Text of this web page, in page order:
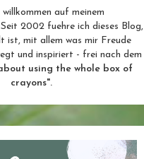
auf meinem
2002 fuehre ich dieses Blog,
ist, mit allem was mir Freude
und inspiriert - frei nach dem
using the whole box of
crayons".